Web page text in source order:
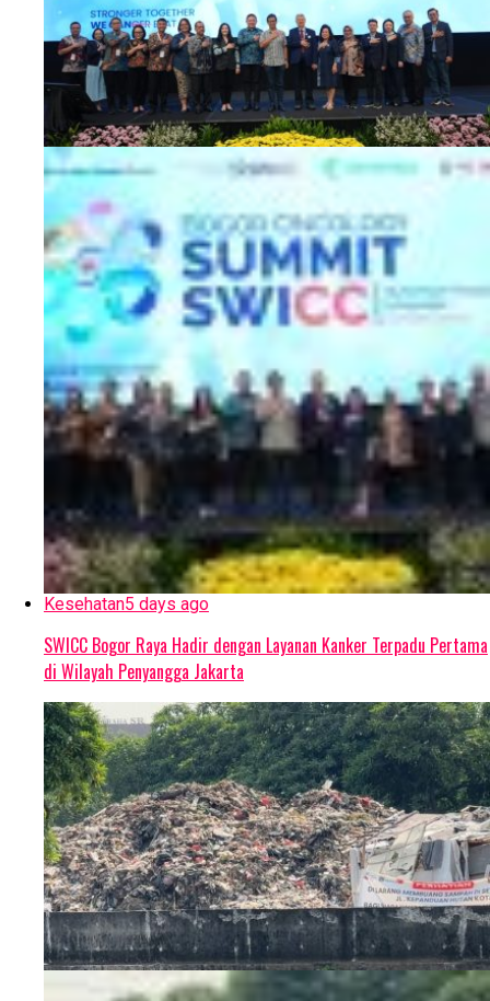
Kesehatan5 days ago
SWICC Bogor Raya Hadir dengan Layanan Kanker Terpadu Pertama
di Wilayah Penyangga Jakarta